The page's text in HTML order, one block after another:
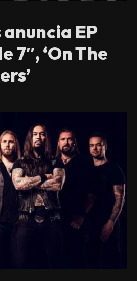
EP
7″, ‘On The